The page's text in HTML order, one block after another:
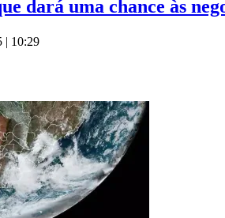
dará uma chance às
| 10:29